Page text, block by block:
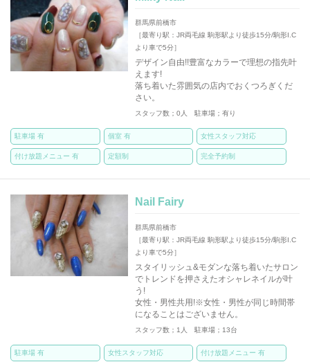
群馬県前橋市
［最寄り駅：JR両毛線 駒形駅より徒歩15分/駒形I.C
より車で5分］
デザイン自由!!豊富なカラーで理想の指先叶
えます!
落ち着いた雰囲気の店内でおくつろぎくだ
さい。
スタッフ数；0人 駐車場；有り
駐車場 有 個室 有 女性スタッフ対応
付け放題メニュー 有 定額制 完全予約制
Nail Fairy
群馬県前橋市
［最寄り駅：JR両毛線 駒形駅より徒歩15分/駒形I.C
より車で5分］
スタイリッシュ&モダンな落ち着いたサロン
でトレンドを押さえたオシャレネイルが叶
う!
女性・男性共用!※女性・男性が同じ時間帯
になることはございません。
スタッフ数；1人 駐車場；13台
駐車場 有 女性スタッフ対応 付け放題メニュー 有